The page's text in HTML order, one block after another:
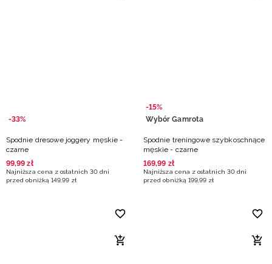
-33%
Spodnie dresowe joggery męskie -
czarne
99,99 zł
Najniższa cena z ostatnich 30 dni
przed obniżką 149,99 zł
-15%
Wybór Gamrota
Spodnie treningowe szybkoschnące
męskie - czarne
169,99 zł
Najniższa cena z ostatnich 30 dni
przed obniżką 199,99 zł